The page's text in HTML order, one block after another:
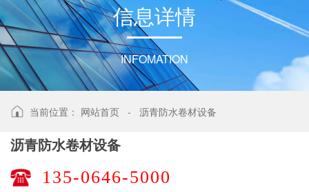
信息详情
INFOMATION
当前位置： 网站首页 - 沥青防水卷材设备
沥青防水卷材设备
135-0646-5000